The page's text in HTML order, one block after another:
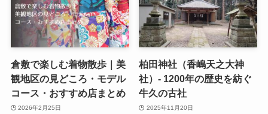
倉敷で楽しむ着物散歩｜美
観地区の見どころ・モデル
コース・おすすめ店まとめ
2026年2月25日
柏田神社（香嶋天之大神
社）- 1200年の歴史を紡ぐ
牛久の古社
2025年11月20日